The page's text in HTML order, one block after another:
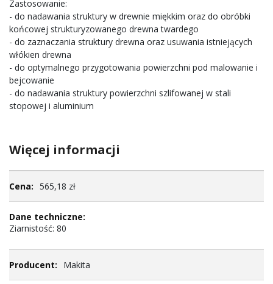
Zastosowanie:
- do nadawania struktury w drewnie miękkim oraz do obróbki
końcowej strukturyzowanego drewna twardego
- do zaznaczania struktury drewna oraz usuwania istniejących
włókien drewna
- do optymalnego przygotowania powierzchni pod malowanie i
bejcowanie
- do nadawania struktury powierzchni szlifowanej w stali
stopowej i aluminium
Więcej informacji
informacji565,18 zł
Ziarnistość: 80
Makita